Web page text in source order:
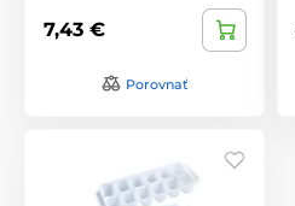
7,43 €
Porovnať